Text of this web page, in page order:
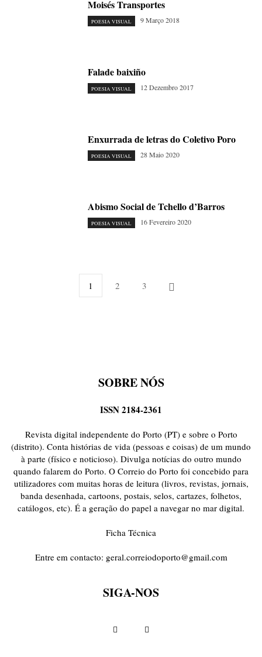
Moisés Transportes
POESIA VISUAL 9 Março 2018
Falade baixiño
POESIA VISUAL 12 Dezembro 2017
Enxurrada de letras do Coletivo Poro
POESIA VISUAL 28 Maio 2020
Abismo Social de Tchello d’Barros
POESIA VISUAL 16 Fevereiro 2020
1 2 3
SOBRE NÓS
ISSN 2184-2361
Revista digital independente do Porto (PT) e sobre o Porto
(distrito). Conta histórias de vida (pessoas e coisas) de um mundo
à parte (físico e noticioso). Divulga notícias do outro mundo
quando falarem do Porto. O Correio do Porto foi concebido para
utilizadores com muitas horas de leitura (livros, revistas, jornais,
banda desenhada, cartoons, postais, selos, cartazes, folhetos,
catálogos, etc). É a geração do papel a navegar no mar digital.
Ficha Técnica
Entre em contacto: geral.correiodoporto@gmail.com
SIGA-NOS